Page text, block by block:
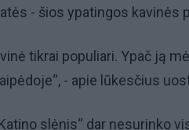
- šios ypatingos kavinės
tikrai populiari. Ypač ją
- apie lūkesčius
slėnis“ dar nesurinko